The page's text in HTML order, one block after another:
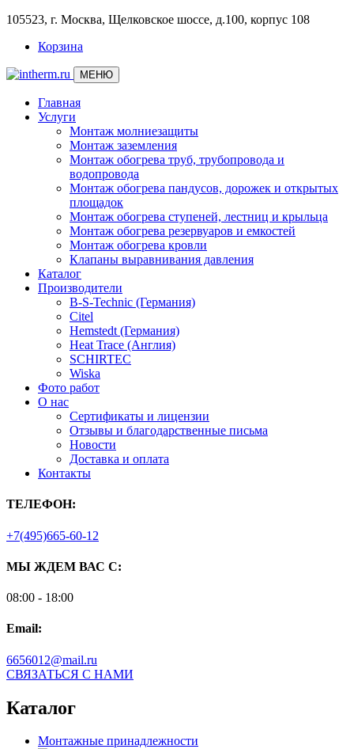
105523, г. Москва, Щелковское шоссе, д.100, корпус 108
Корзина
МЕНЮ
Главная
Услуги
Монтаж молниезащиты
Монтаж заземления
Монтаж обогрева труб, трубопровода и
водопровода
Монтаж обогрева пандусов, дорожек и открытых
площадок
Монтаж обогрева ступеней, лестниц и крыльца
Монтаж обогрева резервуаров и емкостей
Монтаж обогрева кровли
Клапаны выравнивания давления
Каталог
Производители
B-S-Technic (Германия)
Citel
Hemstedt (Германия)
Heat Trace (Англия)
SCHIRTEC
Wiska
Фото работ
О нас
Сертификаты и лицензии
Отзывы и благодарственные письма
Новости
Доставка и оплата
Контакты
ТЕЛЕФОН:
+7(495)665-60-12
МЫ ЖДЕМ ВАС С:
08:00 - 18:00
Email:
6656012@mail.ru
СВЯЗАТЬСЯ С НАМИ
Каталог
Монтажные принадлежности